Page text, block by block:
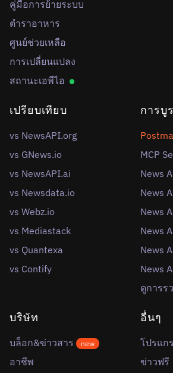
คู่มือการย้ายระบบ
ตำราอาหาร
ศูนย์ช่วยเหลือ
การเปลี่ยนแปลง
สถานะเอพีไอ
เปรียบเทียบ
vs NewsAPI.org
vs GNews.io
vs NewsAPI.ai
vs Newsdata.io
vs Webz.io
vs Mediastack
vs Quantexa
vs Contify
การบู
MCP
News
News
News
News
News
News
ดูการร
บริษัท
บล็อก&ข่าวสาร new
อาชีพ
อื่นๆ
โปรแก
ข่าวฟรี